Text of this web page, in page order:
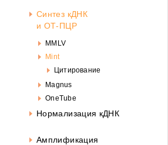
Cинтез кДНК
и ОТ-ПЦР
MMLV
Mint
Цитирование
Magnus
OneTube
Нормализация кДНК
Амплификация